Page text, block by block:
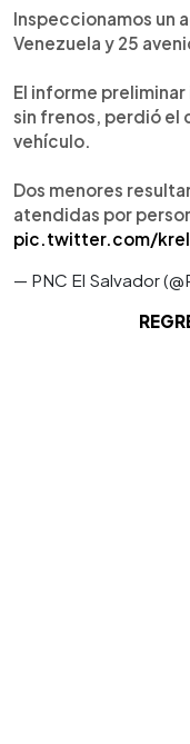
Inspeccionamos un
Venezuela y 25
El informe
sin frenos, perdió el
vehículo.
Dos menores
atendidas por
pic.twitter.com/
— PNC El Salvador